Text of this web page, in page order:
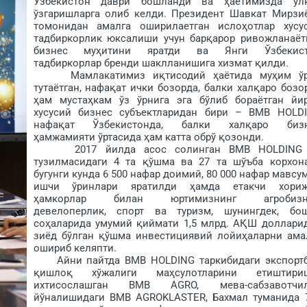
ўзгаришларга олиб келди. Президент Шавкат
томонидан амалга оширилаетган ислоҳотлар
тадбиркорлик юксалиши учун барқарор
бизнес муҳитини яратди ва Янги
тадбиркорлар бренди шаклланишига хизмат қилди.
Мамлакатимиз иқтисодий ҳаётида муҳим
тутаётган, нафақат ички бозорда, балки халқаро
ҳам мустаҳкам ўз ўрнига эга бўлиб бораётган
хусусий бизнес субъектларидан бири – BMB
нафақат Ўзбекистонда, балки халқаро
ҳамжамияти ўртасида ҳам катта обрў қозонди.
2017 йилда асос солинган BMB HOLDING
тузилмасидаги 4 та қўшма ва 27 та шўъба
бугунги кунда 6 500 нафар доимий, 80 000 нафар
ишчи ўринлари яратилди ҳамда етакчи
ҳамкорлар билан юртимизнинг
девелоперлик, спорт ва туризм, шунингдек,
соҳаларида умумий қиймати 1,5 млрд. АҚШ
зиёд бўлган қўшма инвестициявий лойиҳаларни
ошириб келяпти.
Айни пайтда BMB HOLDING таркибидаги
қишлоқ хўжалиги маҳсулотларини
ихтисослашган BMB AGRO, мева-
йўналишидаги BMB AGROKLASTER, Бахмал туманида